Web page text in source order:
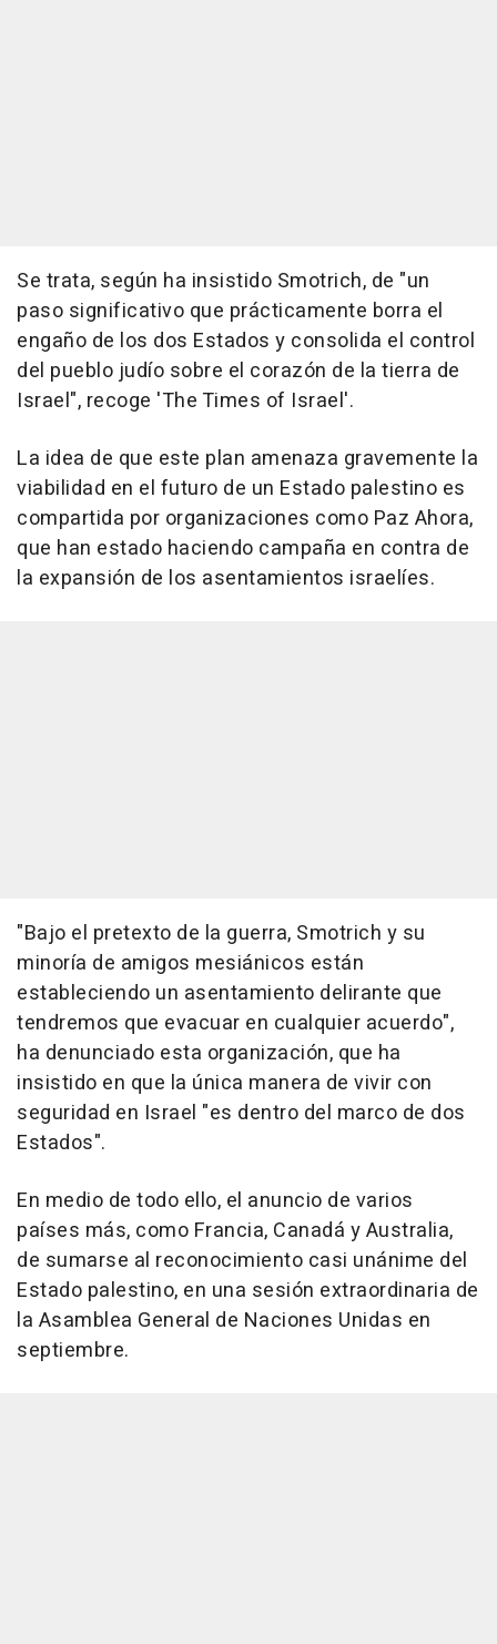
Se trata, según ha insistido Smotrich, de "un
paso significativo que prácticamente borra el
engaño de los dos Estados y consolida el control
del pueblo judío sobre el corazón de la tierra de
Israel", recoge 'The Times of Israel'.
La idea de que este plan amenaza gravemente la
viabilidad en el futuro de un Estado palestino es
compartida por organizaciones como Paz Ahora,
que han estado haciendo campaña en contra de
la expansión de los asentamientos israelíes.
"Bajo el pretexto de la guerra, Smotrich y su
minoría de amigos mesiánicos están
estableciendo un asentamiento delirante que
tendremos que evacuar en cualquier acuerdo",
ha denunciado esta organización, que ha
insistido en que la única manera de vivir con
seguridad en Israel "es dentro del marco de dos
Estados".
En medio de todo ello, el anuncio de varios
países más, como Francia, Canadá y Australia,
de sumarse al reconocimiento casi unánime del
Estado palestino, en una sesión extraordinaria de
la Asamblea General de Naciones Unidas en
septiembre.